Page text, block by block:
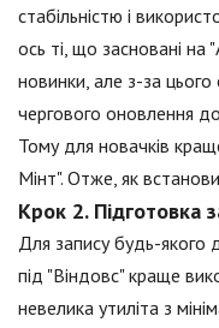
стабільністю і
ось ті, що засновані на
новинки, але з-за цього
чергового оновлення
Тому для новачків
Мінт". Отже, як
Крок 2. Підготовка
Для запису будь-якого
під "Віндовс" краще
невелика утиліта з